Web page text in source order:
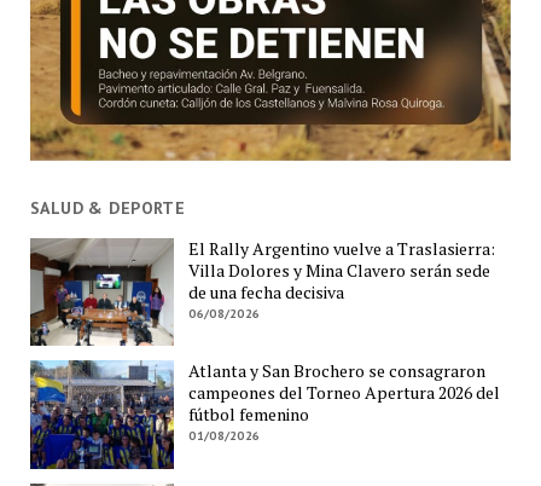
SALUD & DEPORTE
El Rally Argentino vuelve a Traslasierra:
Villa Dolores y Mina Clavero serán sede
de una fecha decisiva
06/08/2026
Atlanta y San Brochero se consagraron
campeones del Torneo Apertura 2026 del
fútbol femenino
01/08/2026